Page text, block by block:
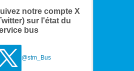
notre compte X
sur l'état du
bus
@stm_Bus